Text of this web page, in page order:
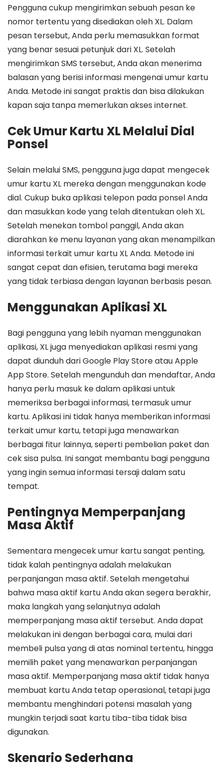
Pengguna cukup mengirimkan sebuah pesan ke
nomor tertentu yang disediakan oleh XL. Dalam
pesan tersebut, Anda perlu memasukkan format
yang benar sesuai petunjuk dari XL. Setelah
mengirimkan SMS tersebut, Anda akan menerima
balasan yang berisi informasi mengenai umur kartu
Anda. Metode ini sangat praktis dan bisa dilakukan
kapan saja tanpa memerlukan akses internet.
Cek Umur Kartu XL Melalui Dial
Ponsel
Selain melalui SMS, pengguna juga dapat mengecek
umur kartu XL mereka dengan menggunakan kode
dial. Cukup buka aplikasi telepon pada ponsel Anda
dan masukkan kode yang telah ditentukan oleh XL.
Setelah menekan tombol panggil, Anda akan
diarahkan ke menu layanan yang akan menampilkan
informasi terkait umur kartu XL Anda. Metode ini
sangat cepat dan efisien, terutama bagi mereka
yang tidak terbiasa dengan layanan berbasis pesan.
Menggunakan Aplikasi XL
Bagi pengguna yang lebih nyaman menggunakan
aplikasi, XL juga menyediakan aplikasi resmi yang
dapat diunduh dari Google Play Store atau Apple
App Store. Setelah mengunduh dan mendaftar, Anda
hanya perlu masuk ke dalam aplikasi untuk
memeriksa berbagai informasi, termasuk umur
kartu. Aplikasi ini tidak hanya memberikan informasi
terkait umur kartu, tetapi juga menawarkan
berbagai fitur lainnya, seperti pembelian paket dan
cek sisa pulsa. Ini sangat membantu bagi pengguna
yang ingin semua informasi tersaji dalam satu
tempat.
Pentingnya Memperpanjang
Masa Aktif
Sementara mengecek umur kartu sangat penting,
tidak kalah pentingnya adalah melakukan
perpanjangan masa aktif. Setelah mengetahui
bahwa masa aktif kartu Anda akan segera berakhir,
maka langkah yang selanjutnya adalah
memperpanjang masa aktif tersebut. Anda dapat
melakukan ini dengan berbagai cara, mulai dari
membeli pulsa yang di atas nominal tertentu, hingga
memilih paket yang menawarkan perpanjangan
masa aktif. Memperpanjang masa aktif tidak hanya
membuat kartu Anda tetap operasional, tetapi juga
membantu menghindari potensi masalah yang
mungkin terjadi saat kartu tiba-tiba tidak bisa
digunakan.
Skenario Sederhana